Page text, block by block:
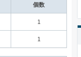
個数
1
1